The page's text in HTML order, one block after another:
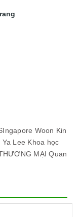
Woon Kin
Ya Lee Khoa học
MẠI Quan